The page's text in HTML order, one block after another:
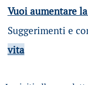
Vuoi aumentare
Suggerimenti e
vita